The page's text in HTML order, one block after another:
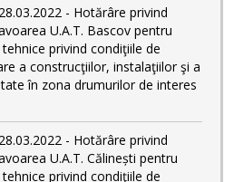
- Hotărâre privind
U.A.T. Bascov pentru
privind condiţiile de
a construcţiilor, instalaţiilor şi a
în zona drumurilor de interes
- Hotărâre privind
U.A.T. Călinești pentru
privind condiţiile de